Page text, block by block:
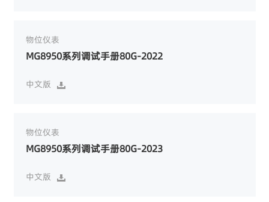
物位仪表
MG8950系列调试手册80G-2022
中文版 
物位仪表
MG8950系列调试手册80G-2023
中文版 